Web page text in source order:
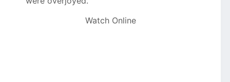
Watch Online